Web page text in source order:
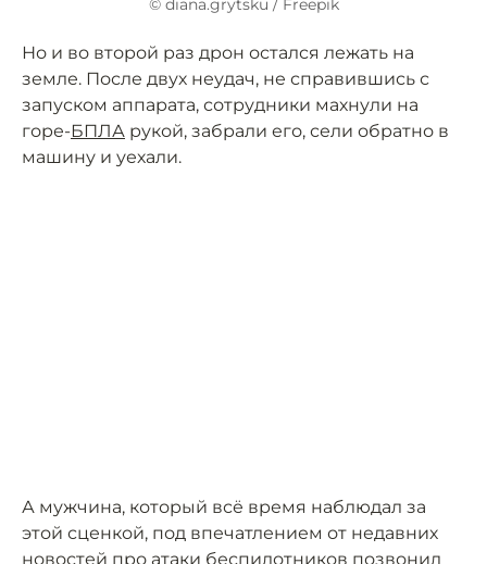
© diana.grytsku / Freepik
Но и во второй раз дрон остался лежать на
земле. После двух неудач, не справившись с
запуском аппарата, сотрудники махнули на
горе-БПЛА рукой, забрали его, сели обратно в
машину и уехали.
А мужчина, который всё время наблюдал за
этой сценкой, под впечатлением от недавних
новостей про атаки беспилотников позвонил